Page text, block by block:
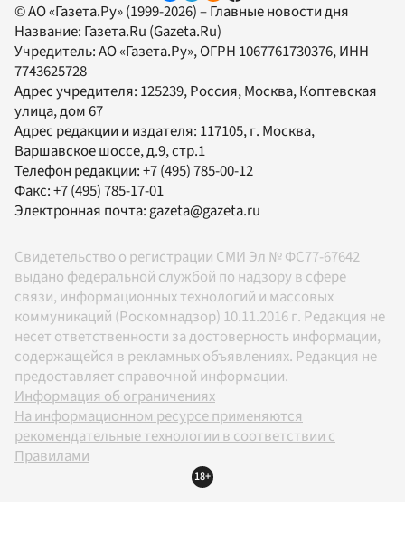
© АО «Газета.Ру» (1999-2026) – Главные новости дня
Название: Газета.Ru (Gazeta.Ru)
Учредитель:АО «Газета.Ру», ОГРН 1067761730376, ИНН
7743625728
Адрес учредителя: 125239, Россия, Москва, Коптевская
улица, дом 67
Адрес редакции и издателя: 117105, г. Москва,
Варшавское шоссе, д.9, стр.1
Телефон редакции:+7 (495) 785-00-12
Факс:+7 (495) 785-17-01
Электронная почта:gazeta@gazeta.ru
Свидетельство о регистрации СМИ Эл № ФС77-67642
выдано федеральной службой по надзору в сфере
связи, информационных технологий и массовых
коммуникаций (Роскомнадзор) 10.11.2016 г. Редакция не
несет ответственности за достоверность информации,
содержащейся в рекламных объявлениях. Редакция не
предоставляет справочной информации.
Информация об ограничениях
На информационном ресурсе применяются
рекомендательные технологии в соответствии с
Правилами
18+